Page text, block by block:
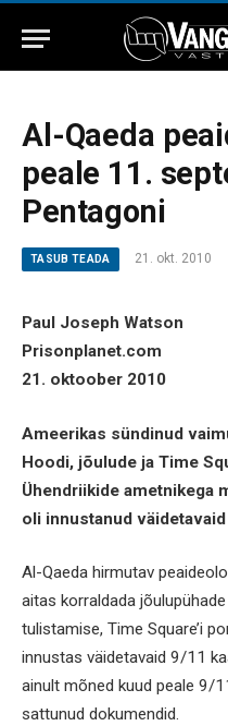
Al-Qaeda
peale 11.
Pentagoni
TASUB TEADA 21. okt. 2010
Paul Joseph Watson
Prisonplanet.com
21. oktoober 2010
Ameerikas sündinud
Hoodi, jõulude ja Time
Ühendriikide ametnikega
oli innustanud
Al-Qaeda hirmutav
aitas korraldada
tulistamise, Time Square’i
innustas väidetavaid 9/11
ainult mõned kuud peale 9/
sattunud dokumendid.